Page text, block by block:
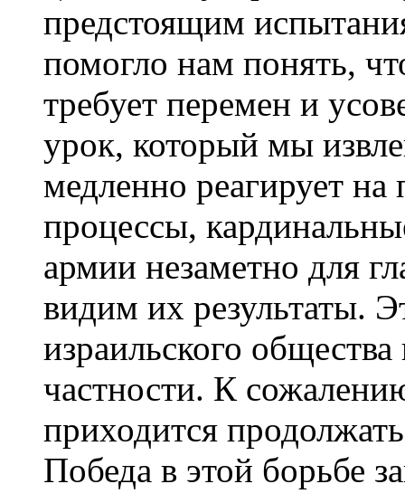
предстоящим
помогло нам понять,
требует перемен и
урок, который мы
медленно реагирует
процессы,
армии незаметно для
видим их результаты.
израильского
частности. К
приходится
Победа в этой борьбе